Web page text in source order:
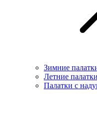
Зимние
Летние палатки
Палатки с